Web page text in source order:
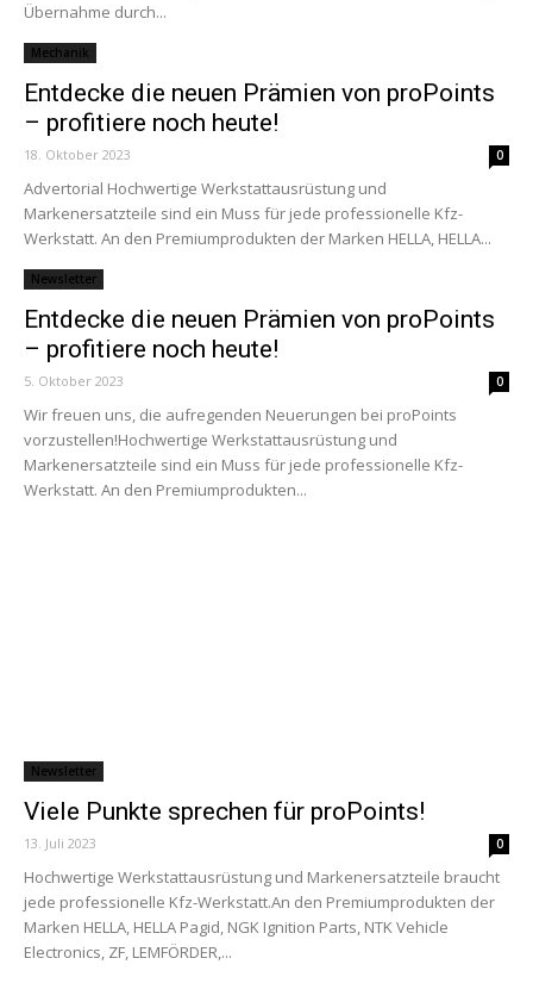
Übernahme durch...
Mechanik
Entdecke die neuen Prämien von proPoints
– profitiere noch heute!
18. Oktober 2023 0
Advertorial Hochwertige Werkstattausrüstung und
Markenersatzteile sind ein Muss für jede professionelle Kfz-
Werkstatt. An den Premiumprodukten der Marken HELLA, HELLA...
Newsletter
Entdecke die neuen Prämien von proPoints
– profitiere noch heute!
5. Oktober 2023 0
Wir freuen uns, die aufregenden Neuerungen bei proPoints
vorzustellen!Hochwertige Werkstattausrüstung und
Markenersatzteile sind ein Muss für jede professionelle Kfz-
Werkstatt. An den Premiumprodukten...
Newsletter
Viele Punkte sprechen für proPoints!
13. Juli 2023 0
Hochwertige Werkstattausrüstung und Markenersatzteile braucht
jede professionelle Kfz-Werkstatt.An den Premiumprodukten der
Marken HELLA, HELLA Pagid, NGK Ignition Parts, NTK Vehicle
Electronics, ZF, LEMFÖRDER,...